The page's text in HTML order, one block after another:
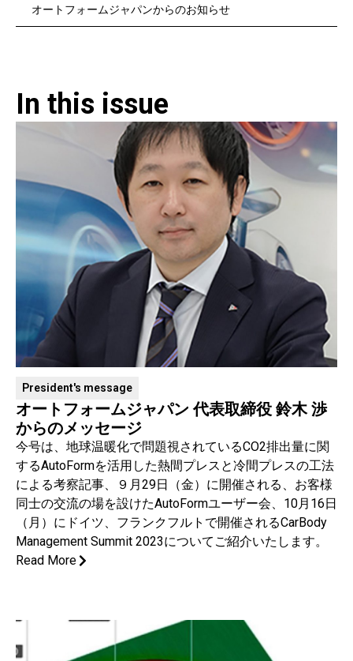
オートフォームジャパンからのお知らせ
In this issue​
President's message
オートフォームジャパン 代表取締役 鈴木 渉
からのメッセージ
今号は、地球温暖化で問題視されているCO2排出量に関
するAutoFormを活用した熱間プレスと冷間プレスの工法
による考察記事、９月29日（金）に開催される、お客様
同士の交流の場を設けたAutoFormユーザー会、10月16日
（月）にドイツ、フランクフルトで開催されるCarBody
Management Summit 2023についてご紹介いたします。
Read More